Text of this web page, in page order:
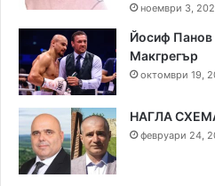
ноември 3,
Йосиф Панов
Макгрегър
октомври 19,
НАГЛА
февруари 24,